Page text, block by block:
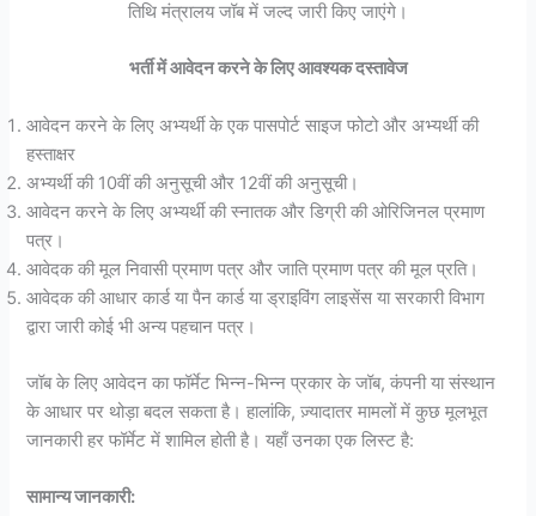
तिथि मंत्रालय जॉब में जल्द जारी किए जाएंगे।
भर्ती में आवेदन करने के लिए आवश्यक दस्तावेज
आवेदन करने के लिए अभ्यर्थी के एक पासपोर्ट साइज फोटो और अभ्यर्थी की
हस्ताक्षर
अभ्यर्थी की 10वीं की अनुसूची और 12वीं की अनुसूची।
आवेदन करने के लिए अभ्यर्थी की स्नातक और डिग्री की ओरिजिनल प्रमाण
पत्र।
आवेदक की मूल निवासी प्रमाण पत्र और जाति प्रमाण पत्र की मूल प्रति।
आवेदक की आधार कार्ड या पैन कार्ड या ड्राइविंग लाइसेंस या सरकारी विभाग
द्वारा जारी कोई भी अन्य पहचान पत्र।
जॉब के लिए आवेदन का फॉर्मेट भिन्न-भिन्न प्रकार के जॉब, कंपनी या संस्थान
के आधार पर थोड़ा बदल सकता है। हालांकि, ज़्यादातर मामलों में कुछ मूलभूत
जानकारी हर फॉर्मेट में शामिल होती है। यहाँ उनका एक लिस्ट है:
सामान्य जानकारी: